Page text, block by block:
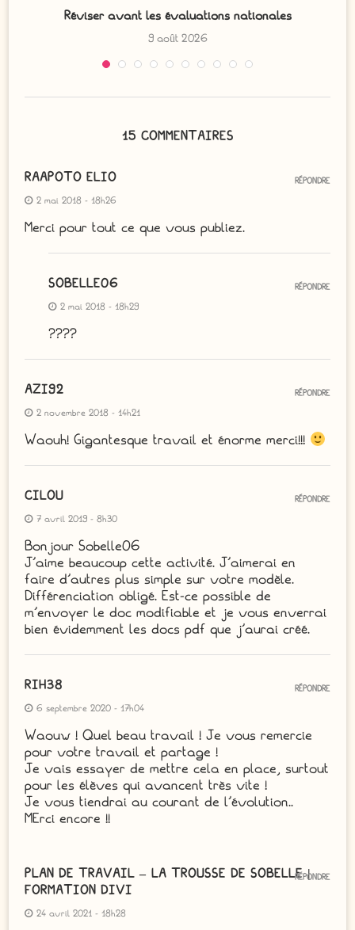
Réviser avant les évaluations nationales
9 août 2026
15 COMMENTAIRES
RAAPOTO ELIO
2 mai 2018 - 18h26
Merci pour tout ce que vous publiez.
RÉPONDRE
SOBELLE06
2 mai 2018 - 18h29
????
RÉPONDRE
AZI92
2 novembre 2018 - 14h21
Waouh! Gigantesque travail et énorme merci!!!
RÉPONDRE
CILOU
7 avril 2019 - 8h30
Bonjour Sobelle06
J’aime beaucoup cette activité. J’aimerai en
faire d’autres plus simple sur votre modèle.
Différenciation obligé. Est-ce possible de
m’envoyer le doc modifiable et je vous enverrai
bien évidemment les docs pdf que j’aurai créé.
RÉPONDRE
RIH38
6 septembre 2020 - 17h04
Waouw ! Quel beau travail ! Je vous remercie
pour votre travail et partage !
Je vais essayer de mettre cela en place, surtout
pour les élèves qui avancent très vite !
Je vous tiendrai au courant de l’évolution..
MErci encore !!
RÉPONDRE
PLAN DE TRAVAIL – LA TROUSSE DE SOBELLE |
FORMATION DIVI
24 avril 2021 - 18h28
RÉPONDRE